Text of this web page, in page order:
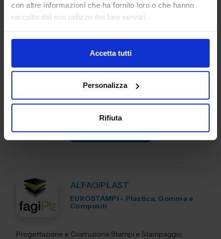
con altre informazioni che ha fornito loro o che hanno
raccolto dal suo utilizzo dei loro servizi.
Accetta tutti
Personalizza
Rifiuta
ALBERTI UMBERTO SRL
MACCHINE UTENSILI
Da oltre 45 anni Alberti Umberto s.r.l. è leader mondiale
qualità
Aggiungi ai preferiti
Vai alla scheda
ALFAGIPLAST
EUROSTAMPI - Plastica, Gomma e
Compositi
Progettazione e Costruzione Stampi e Stampaggio